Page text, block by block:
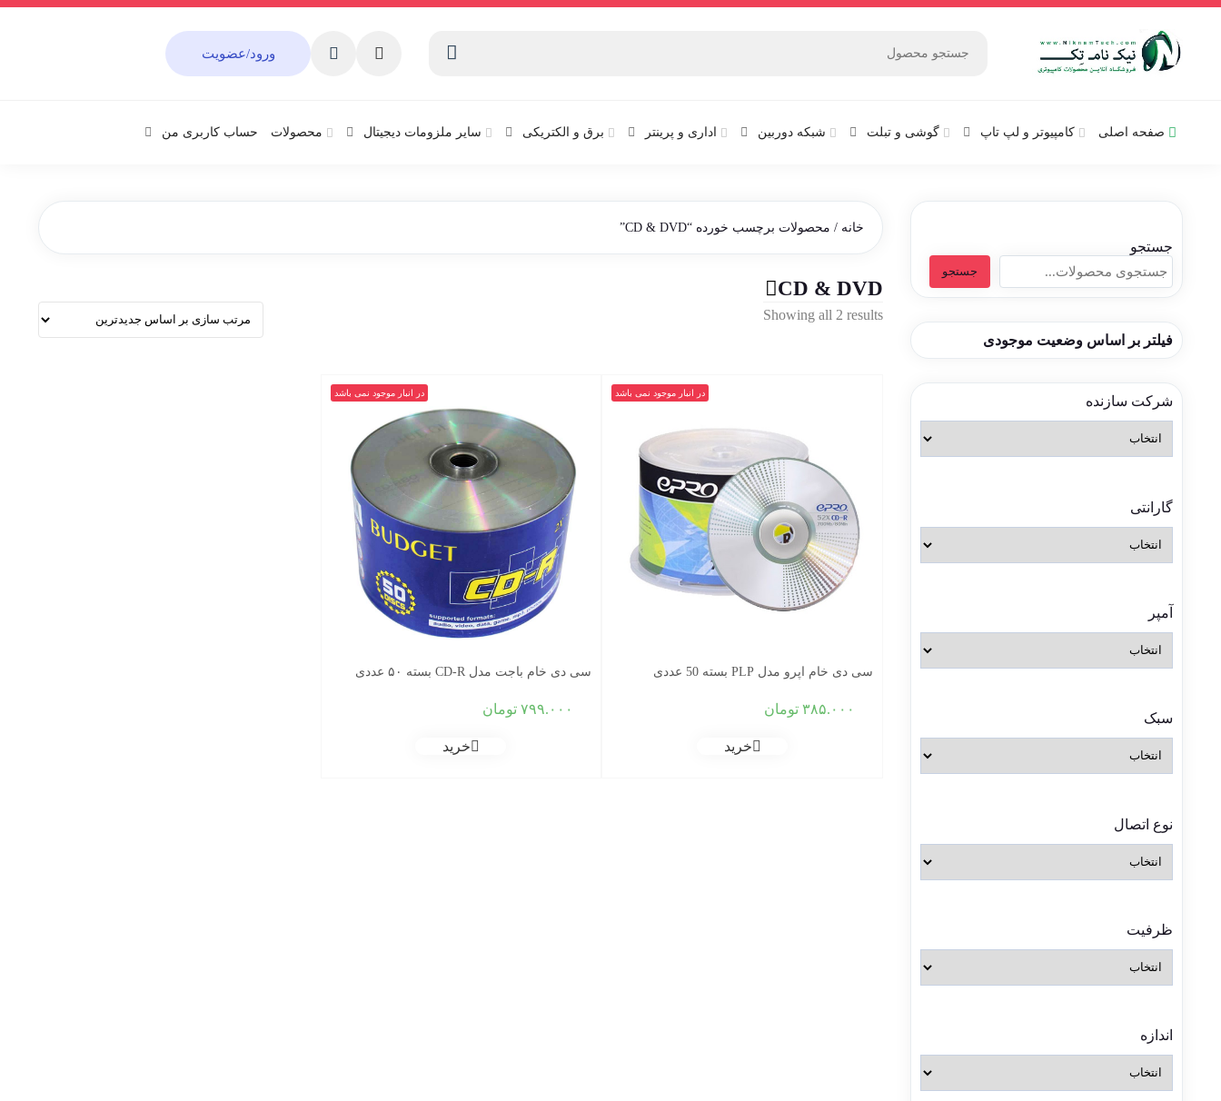
ورود/عضویت
صفحه اصلی کامپیوتر و‌‌‌‌‌ لپ تاپ گوشی و تبلت شبکه دوربین اداری و پرینتر برق و الکتریکی سایر ملزومات دیجیتال محصولات حساب کاربری من
جستجو
جستجو
فیلتر بر اساس وضعیت موجودی
شرکت سازنده
گارانتی
آمپر
سبک
نوع اتصال
ظرفیت
اندازه
خانه / محصولات برچسب خورده “CD & DVD”
CD & DVD
Showing all 2 results
در انبار موجود نمی باشد
سی دی خام اپرو مدل PLP بسته 50 عددی
۳۸۵.۰۰۰ تومان
خرید
در انبار موجود نمی باشد
سی دی خام باجت مدل CD-R بسته ۵۰ عددی
۷۹۹.۰۰۰ تومان
خرید